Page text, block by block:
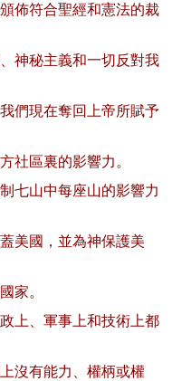
佈符合聖經和憲法的裁
神秘主義和一切反對我
們現在奪回上帝所賦予
社區裏的影響力。
七山中每座山的影響力
美國，並為神保護美
家。
上、軍事上和技術上都
沒有能力、權柄或權